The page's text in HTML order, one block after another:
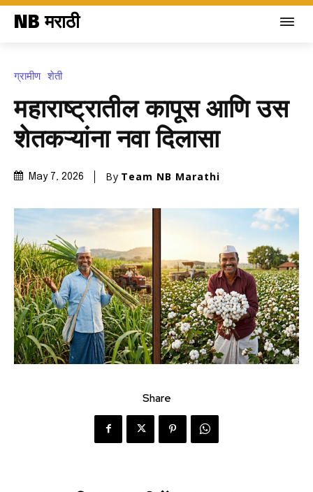
NB मराठी
ग्रामीण शेती
महाराष्ट्रातील कापूस आणि उस
शेतकऱ्यांना नवा दिलासा
May 7, 2026 By Team NB Marathi
Share